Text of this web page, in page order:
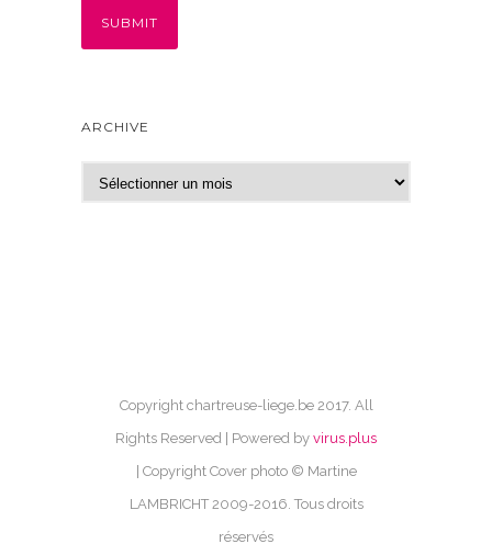
ARCHIVE
r
Copyright chartreuse-liege.be 2017. All
Rights Reserved | Powered by virus.plus
| Copyright Cover photo © Martine
LAMBRICHT 2009-2016. Tous droits
réservés